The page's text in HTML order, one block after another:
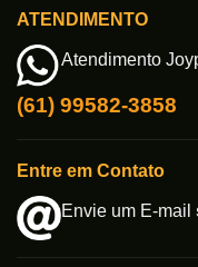
ATENDIMENTO
Atendimento
(61) 99582-3858
Entre em Contato
Envie um E-mail